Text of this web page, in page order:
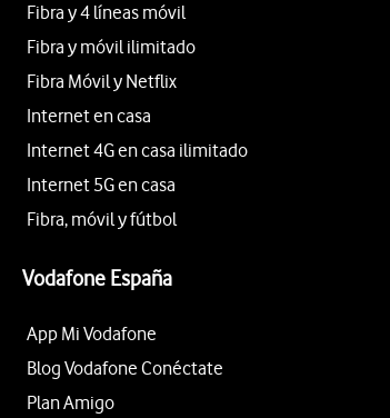
Fibra y 4 líneas móvil
Fibra y móvil ilimitado
Fibra Móvil y Netflix
Internet en casa
Internet 4G en casa ilimitado
Internet 5G en casa
Fibra, móvil y fútbol
Vodafone España
App Mi Vodafone
Blog Vodafone Conéctate
Plan Amigo